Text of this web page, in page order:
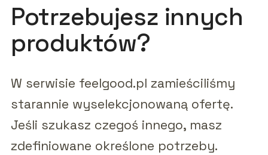
Potrzebujesz innych
produktów?
W serwisie feelgood.pl zamieściliśmy
starannie wyselekcjonowaną ofertę.
Jeśli szukasz czegoś innego, masz
zdefiniowane określone potrzeby.